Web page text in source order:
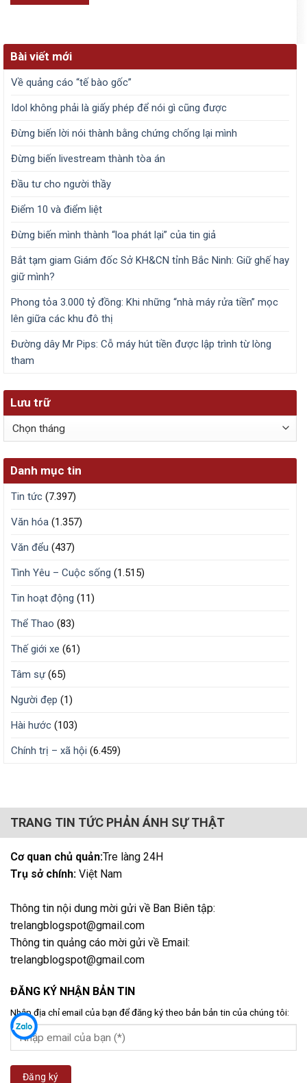
Bài viết mới
Về quảng cáo “tế bào gốc”
Idol không phải là giấy phép để nói gì cũng được
Đừng biến lời nói thành bằng chứng chống lại mình
Đừng biến livestream thành tòa án
Đầu tư cho người thầy
Điểm 10 và điểm liệt
Đừng biến mình thành “loa phát lại” của tin giả
Bắt tạm giam Giám đốc Sở KH&CN tỉnh Bắc Ninh: Giữ ghế hay
giữ mình?
Phong tỏa 3.000 tỷ đồng: Khi những “nhà máy rửa tiền” mọc
lên giữa các khu đô thị
Đường dây Mr Pips: Cỗ máy hút tiền được lập trình từ lòng
tham
Lưu trữ
Lưu
trữ
Danh mục tin
Tin tức (7.397)
Văn hóa (1.357)
Văn đểu (437)
Tình Yêu – Cuộc sống (1.515)
Tin hoạt động (11)
Thể Thao (83)
Thế giới xe (61)
Tâm sự(65)
Người đẹp (1)
Hài hước (103)
Chính trị – xã hội (6.459)
TRANG TIN TỨC PHẢN ÁNH SỰ THẬT
Cơ quan chủ quản:Tre làng 24H
Trụ sở chính: Việt Nam
Thông tin nội dung mời gửi về Ban Biên tập:
trelangblogspot@gmail.com
Thông tin quảng cáo mời gửi về Email:
trelangblogspot@gmail.com
ĐĂNG KÝ NHẬN BẢN TIN
Nhập địa chỉ email của bạn để đăng ký theo bản bản tin của chúng tôi: